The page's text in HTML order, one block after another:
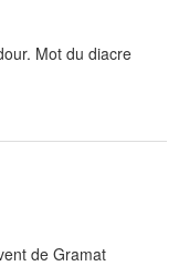
Mot du diacre
de Gramat